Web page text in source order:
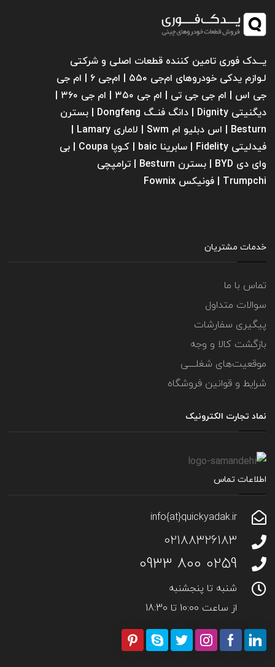
یـــدک فوری تامین کننده قطعات اصلی و شرکتی
لـوازم یدکی خودروهای ام‌جی ۵۵۰ | ام‌جی ۶ | ام جی
دیگنیتی Dignity | دانگ فنــگ Dongfeng | بسترن
فیدلیتی Fidelity | سابرینا ‌baic | کـوپا Coupa | بی
وای دی BYD | بسترن Besturn | ترامپچی
Trumpchi | فونیکس Fownix
خدمات مشتریان
تماس با ما
سوالات متداول
پیگیری سفارشات
بازگشت کالا و وجه
موقعیت‌های شغلــــی
شرایط و قوانین فروشگاه
نماد تجارت الکترونیک
اطلاعات تماس
info{at}quickyadak.ir
02188326183
0259 800 0933
شنبه تا پنجشنبه
از ساعت 10:00 تا 18:30